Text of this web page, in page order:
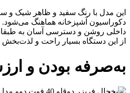
این مدل با رنگ سفید و ظاهر شیک و
دکوراسیون آشپزخانه هماهنگ می‌شود.
داخلی روشن و دسترسی آسان به
از این دستگاه بسیار راحت و لذت‌بخش
به‌صرفه بودن و